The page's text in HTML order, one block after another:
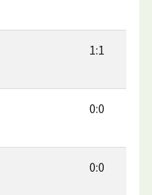
1:1
0:0
0:0